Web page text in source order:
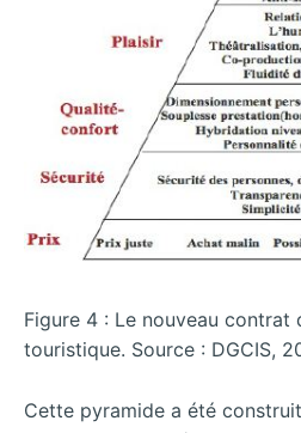
Figure 4 : Le nouveau contrat
touristique. Source : DGCIS,
Cette pyramide a été